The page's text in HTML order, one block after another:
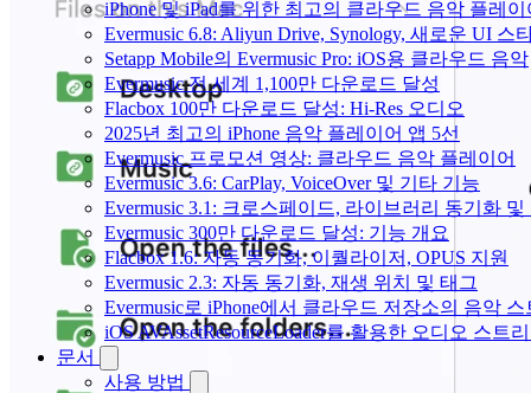
iPhone 및 iPad를 위한 최고의 클라우드 음악 플레이
Evermusic 6.8: Aliyun Drive, Synology, 새로운 UI 스
Setapp Mobile의 Evermusic Pro: iOS용 클라우드 음악
Evermusic 전 세계 1,100만 다운로드 달성
Flacbox 100만 다운로드 달성: Hi-Res 오디오
2025년 최고의 iPhone 음악 플레이어 앱 5선
Evermusic 프로모션 영상: 클라우드 음악 플레이어
Evermusic 3.6: CarPlay, VoiceOver 및 기타 기능
Evermusic 3.1: 크로스페이드, 라이브러리 동기화 및
Evermusic 300만 다운로드 달성: 기능 개요
Flacbox 1.6: 자동 동기화, 이퀄라이저, OPUS 지원
Evermusic 2.3: 자동 동기화, 재생 위치 및 태그
Evermusic로 iPhone에서 클라우드 저장소의 음악
iOS AVAssetResourceLoader를 활용한 오디오 스트
문서
사용 방법